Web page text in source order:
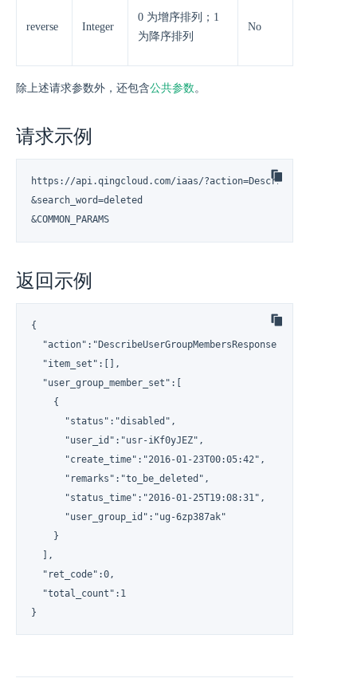
reverse Integer
0 为增序排列；1
为降序排列
No
除上述请求参数外，还包含公共参数。
请求示例
https://api.qingcloud.com/iaas/
&search_word=deleted
&COMMON_PARAMS
返回示例
{
  "action":"DescribeUserGroupMembersResponse",
  "item_set":[],
  "user_group_member_set":[
    {
      "status":"disabled",
      "user_id":"usr-iKf0yJEZ",
      "create_time":"2016-01-23T00:05:42",
      "remarks":"to_be_deleted",
      "status_time":"2016-01-25T19:08:31",
      "user_group_id":"ug-6zp387ak"
    }
  ],
  "ret_code":0,
  "total_count":1
}